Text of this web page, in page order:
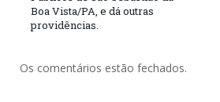
Boa Vista/PA, e dá outras
providências.
Os comentários estão fechados.